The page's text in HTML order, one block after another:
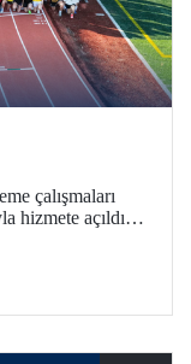
çalışmaları
hizmete açıldı.
İTÜ ailesi bir